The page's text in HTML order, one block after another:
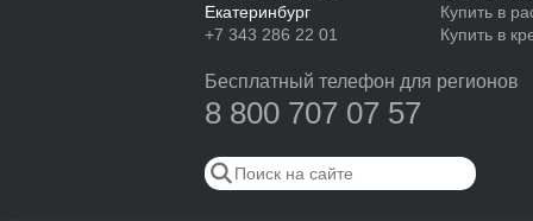
Купить в
Купить в
Екатеринбург
+7 343 286 22 01
Бесплатный телефон для регионов
8 800 707 07 57